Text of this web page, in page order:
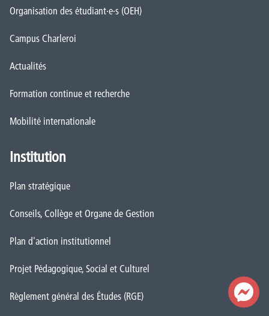
Organisation des étudiant·e·s (OEH)
Campus Charleroi
Actualités
Formation continue et recherche
Mobilité internationale
Institution
Plan stratégique
Conseils, Collège et Organe de Gestion
Plan d'action institutionnel
Projet Pédagogique, Social et Culturel
Règlement général des Études (RGE)